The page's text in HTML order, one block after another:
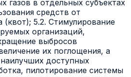
газов в отдельных субъектах
средств от
(квот); 5.2. Стимулирование
организаций,
выбросов
их поглощения, а
доступных
пилотирование системы